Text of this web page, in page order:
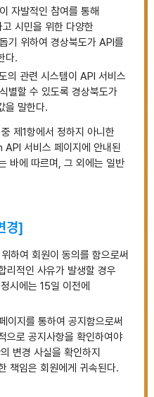
자발적인 참여를 통해
시민을 위한 다양한
기 위하여 경상북도가 API를
다.
의 관련 시스템이 API 서비스
별할 수 있도록 경상북도가
을 말한다.
제1항에서 정하지 아니한
서비스 페이지에 안내된
바에 따르며, 그 외에는 일반
경]
하여 회원이 동의를 함으로써
리적인 사유가 발생할 경우
시에는 15일 이전에
이지를 통하여 공지함으로써
으로 공지사항을 확인하여야
변경 사실을 확인하지
책임은 회원에게 귀속된다.